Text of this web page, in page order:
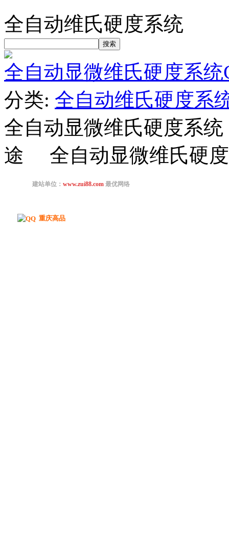
全自动维氏硬度系统
全自动显微维氏硬度系统
分类: 全自动维氏硬度系
全自动显微维氏硬度系
途 全自动显微维氏硬度
重庆高品